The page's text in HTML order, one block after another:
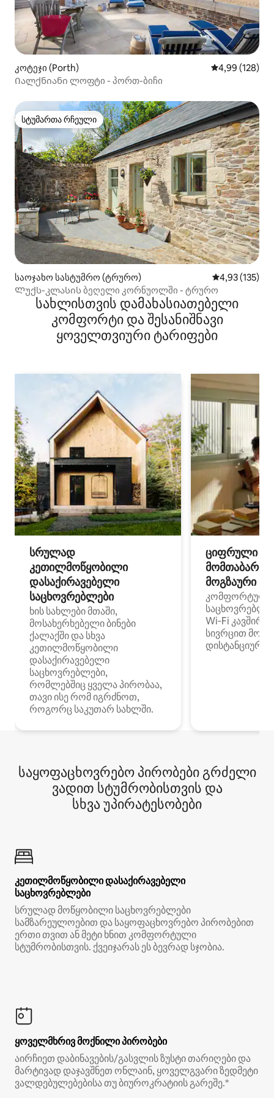
კოტეჯი (Porth) საშუალო
4,99 (128)
Იალქნიანი ლოფტი - პორთ-ბიჩი
სტუმართა რჩეული
სტუმართა რჩეული
საოჯახო სასტუმრო (ტრურო) საშუალო
4,93 (135)
Ლუქს-კლასის ბეღელი კორნუოლში - ტრურო
სახლისთვის დამახასიათებელი
კომფორტი და შესანიშნავი
ყოველთვიური ტარიფები
სრულად
კეთილმოწყობილი
დასაქირავებელი
საცხოვრებლები
ხის სახლები მთაში,
მოსახერხებელი ბინები
ქალაქში და სხვა
კეთილმოწყობილი
დასაქირავებელი
საცხოვრებლები,
რომლებშიც ყველა პირობაა,
თავი ისე რომ იგრძნოთ,
როგორც საკუთარ სახლში.
ციფრული
მოგზაური
კომფორტული
Wi‑Fi
სივრცით
დისტანციური
საყოფაცხოვრებო პირობები გრძელი
ვადით სტუმრობისთვის და
სხვა უპირატესობები
კეთილმოწყობილი დასაქირავებელი
საცხოვრებლები
სრულად მოწყობილი საცხოვრებლები
სამზარეულოებით და საყოფაცხოვრებო პირობებით
ერთი თვით ან მეტი ხნით კომფორტული
სტუმრობისთვის. ქვეიჯარას ეს ბევრად სჯობია.
ყოველმხრივ მოქნილი პირობები
აირჩიეთ დაბინავების/გასვლის ზუსტი თარიღები და
მარტივად დაჯავშნეთ ონლაინ, ყოველგვარი ზედმეტი
ვალდებულებებისა თუ ბიუროკრატიის გარეშე.*